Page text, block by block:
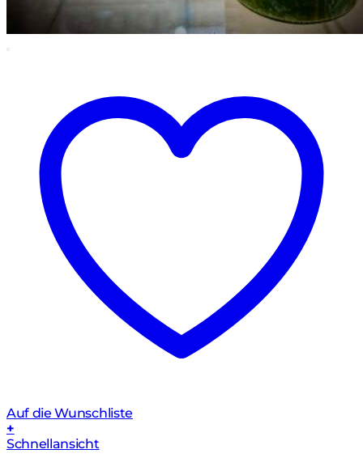
Auf die Wunschliste
+
Schnellansicht